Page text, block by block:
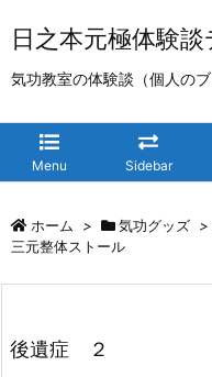
日之本元極体験
気功教室の体験談（個人の
Menu Sidebar
ホーム > 気功グッズ >
三元整体ストール
後遺症 ２